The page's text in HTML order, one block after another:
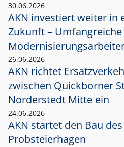
30.06.2026
AKN investiert weiter in
Zukunft – Umfangreiche
26.06.2026
AKN richtet
zwischen Quickborner
Norderstedt Mitte ein
24.06.2026
AKN startet den Bau
Probsteierhagen